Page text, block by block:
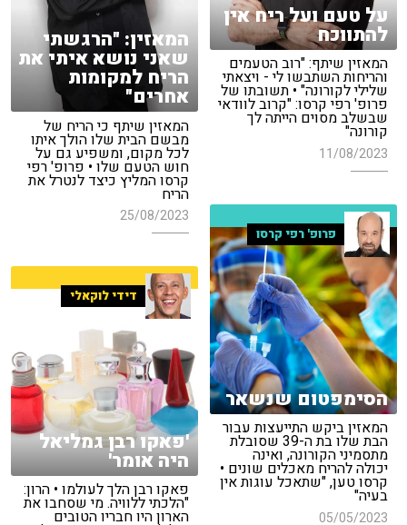
המאזין: "הרגשתי
שאני נושא איתי את
הריח למקומות
אחרים"
המאזין שיתף כי הריח של
מבשם הבית שלו הולך איתו
לכל מקום, ומשפיע גם על
חוש הטעם שלו • פרופ' רפי
קרסו המליץ כיצד לנטרל את
הריח
25/08/2023
על טעם ועל ריח אין
להתווכח
המאזין שיתף: "רוב הטעמים
והריחות השתבשו לי - ויצאתי
שלילי לקורונה" • תשובתו של
פרופ' רפי קרסו: "קרוב לוודאי
שבשלב מסוים הייתה לך
קורונה"
11/08/2023
פרופ' רפי קרסו
הסימפטום שנשאר
המאזין ביקש התייעצות עבור
הבת שלו בת ה-39 שסובלת
מתסמיני הקורונה, ואינה
יכולה להריח מאכלים שונים •
קרסו טען, "שתאכל עוגות אין
בעיה"
05/05/2023
דידי לוקאלי
'פאקו רבן גמליאל
היה אומר'
פאקו רבן הלך לעולמו • הרון:
"הלכתי ללוויה. מי שסחבו את
הארון היו חבריו הטובים